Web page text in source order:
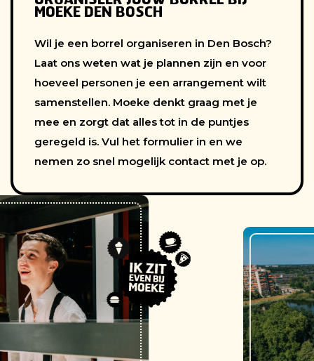
MOEKE DEN BOSCH
Wil je een borrel organiseren in Den Bosch?
Laat ons weten wat je plannen zijn en voor
hoeveel personen je een arrangement wilt
samenstellen. Moeke denkt graag met je
mee en zorgt dat alles tot in de puntjes
geregeld is. Vul het formulier in en we
nemen zo snel mogelijk contact met je op.